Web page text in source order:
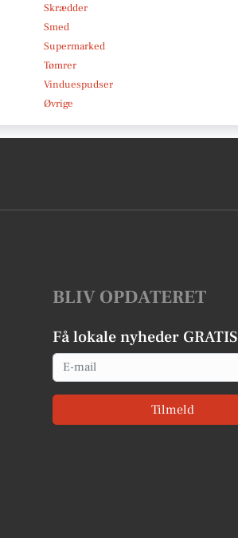
Skrædder
Smed
Supermarked
Tømrer
Vinduespudser
Øvrige
BLIV OPDATERET
Få lokale nyheder GRATIS
Email
Tilmeld